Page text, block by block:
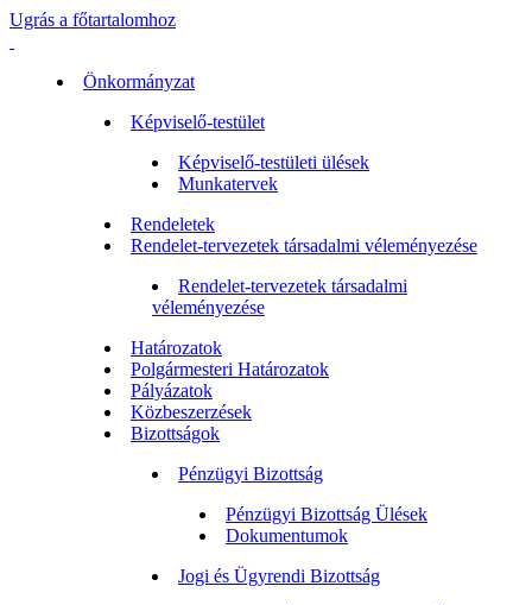
Ugrás a főtartalomhoz
Önkormányzat
Képviselő-testület
Képviselő-testületi ülések
Munkatervek
Rendeletek
Rendelet-tervezetek társadalmi véleményezése
Rendelet-tervezetek társadalmi
véleményezése
Határozatok
Polgármesteri Határozatok
Pályázatok
Közbeszerzések
Bizottságok
Pénzügyi Bizottság
Pénzügyi Bizottság Ülések
Dokumentumok
Jogi és Ügyrendi Bizottság